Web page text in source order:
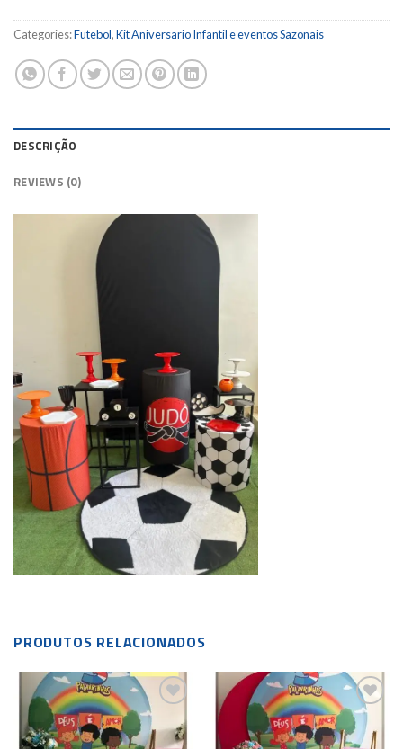
Categories:Futebol,Kit Aniversario Infantil e eventos Sazonais
DESCRIÇÃO
REVIEWS (0)
PRODUTOS RELACIONADOS
Add to
wishlist
Add to
wishlist